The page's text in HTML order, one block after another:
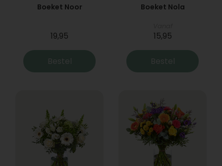
Boeket Noor
19,95
Bestel
Boeket Nola
15,95
Bestel